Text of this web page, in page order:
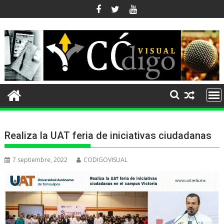
al
contenido
Realiza la UAT feria de iniciativas ciudadanas
7 septiembre, 2022 CODIGOVISUAL